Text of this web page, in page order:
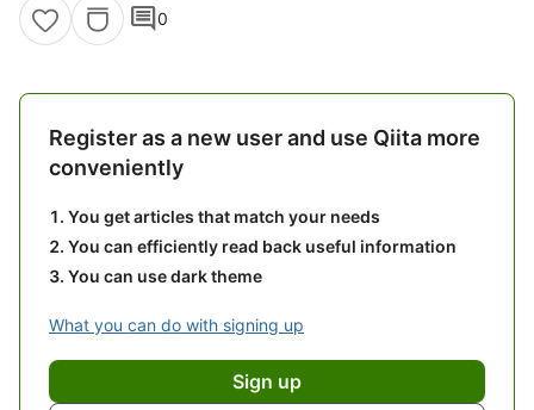
comment0
Register as a new user and use Qiita more
conveniently
You get articles that match your needs
You can efficiently read back useful information
You can use dark theme
What you can do with signing up
Sign up